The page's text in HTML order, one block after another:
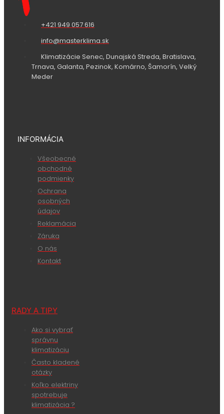
+421 949 057 616
info@masterklima.sk
Klimatizácie Senec, Dunajská Streda, Bratislava,
Trnava, Galanta, Pezinok, Komárno, Šamorín, Velký
Meder
INFORMÁCIA
Všeobecné
obchodné
podmienky
Ochrana
osobných
údajov
Reklamácia
Záruka
O nás
Kontakt
RADY A TIPY
Ako si vybrať
správnu
klimatizáciu
Často kladené
otázky
Koľko elektriny
spotrebuje
klimatizácia ?